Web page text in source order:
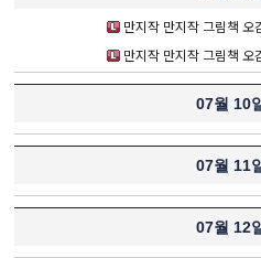
만지작 만지작 그림책 오
만지작 만지작 그림책 오
07월 10
07월 11
07월 12